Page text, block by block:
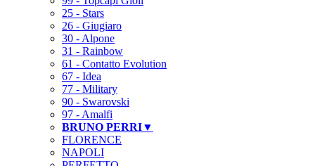
25 - Stars
26 - Giugiaro
30 - Alpone
31 - Rainbow
61 - Contatto Evolution
67 - Idea
77 - Military
90 - Swarovski
97 - Amalfi
BRUNO PERRI▼
FLORENCE
NAPOLI